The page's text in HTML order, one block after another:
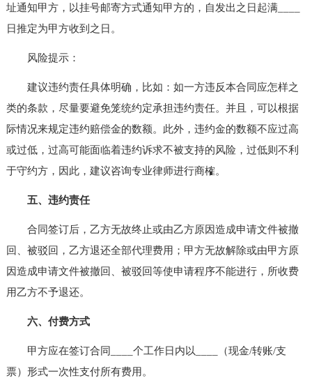
址通知甲方，以挂号邮寄方式通知甲方的，自发出之日起满____
日推定为甲方收到之日。
风险提示：
建议违约责任具体明确，比如：如一方违反本合同应怎样之
类的条款，尽量要避免笼统约定承担违约责任。并且，可以根据
际情况来规定违约赔偿金的数额。此外，违约金的数额不应过高
或过低，过高可能面临着违约诉求不被支持的风险，过低则不利
于守约方，因此，建议咨询专业律师进行商榷。
五、违约责任
合同签订后，乙方无故终止或由乙方原因造成申请文件被撤
回、被驳回，乙方退还全部代理费用；甲方无故解除或由甲方原
因造成申请文件被撤回、被驳回等使申请程序不能进行，所收费
用乙方不予退还。
六、付费方式
甲方应在签订合同____个工作日内以____（现金/转账/支
票）形式一次性支付所有费用。